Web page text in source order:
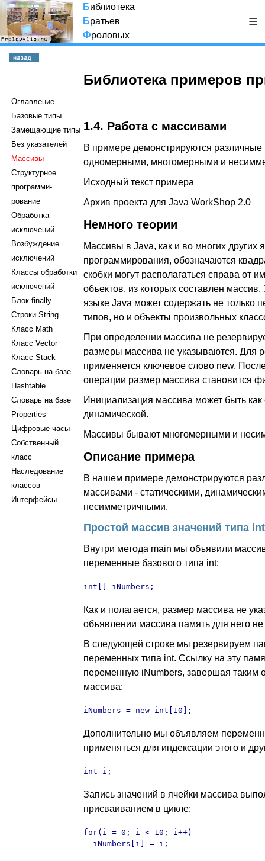
Библиотека
Братьев
Фроловых
Библиотека примеров
Оглавление
Базовые типы
Замещающие типы
Без указателей
Массивы
Структурное
программи-
рование
Обработка
исключений
Возбуждение
исключений
Классы обработки
исключений
Блок finally
Строки String
Класс Math
Класс Vector
Класс Stack
Словарь на базе
Hashtable
Словарь на базе
Properties
Цифровые часы
Собственный
класс
Наследование
классов
Интерфейсы
1.4. Работа с массивами
В примере демонстрируются
одномерными, многомерными и
Исходный текст примера
Архив проекта для Java WorkShop 2.0
Немного теории
Массивы в Java, как и во многих других
программирования, обозначаются
скобки могут располагаться справа от
объектов, из которых составлен
языке Java может содержать не только
типов, но и объекты произвольных
При определении массива не
размеры массива не указываются. Для
применяется ключевое слово new.
операции размер массива становится
Инициализация массива может быть как
динамической.
Массивы бывают многомерными и
Описание примера
В нашем примере демонстрируются
массивами - статическими,
несимметричными.
Простой массив значений типа int
Внутри метода main мы объявили
переменные базового типа int:
int[] iNumbers;
Как и полагается, размер массива не
объявлении массива память для него не
В следующей строке мы резервируем
переменных типа int. Ссылку на эту
переменную iNumbers, завершая таким
массива:
iNumbers = new int[10];
Дополнительно мы объявляем
применяться для индексации этого и
int i;
Запись значений в ячейки массива
присваиванием в цикле:
for(i = 0; i < 10; i++)
  iNumbers[i] = i;